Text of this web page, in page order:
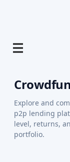
Explore and
p2p lending
level, returns,
portfolio.